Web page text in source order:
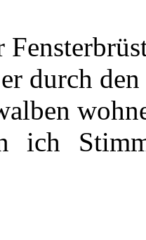
durch
ich